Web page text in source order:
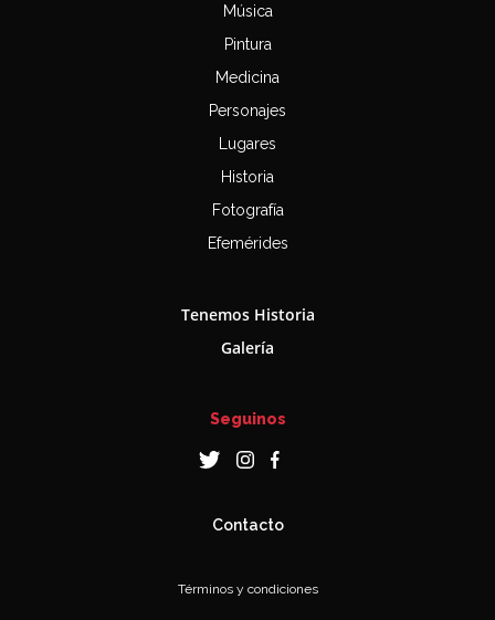
Música
Pintura
Medicina
Personajes
Lugares
Historia
Fotografía
Efemérides
Tenemos Historia
Galería
Seguinos
Contacto
Términos y condiciones